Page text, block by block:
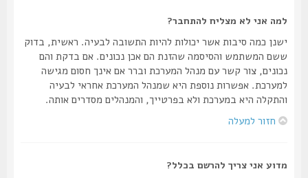
למה אני לא מצליח להתחבר?
ישנן כמה סיבות אשר יכולות להיות התשובה לבעיה. ראשית, בדוק
ששם המשתמש והסיסמה שהזנת הם אכן נכונים. אם בדקת והם
נכונים, צור קשר עם מנהל המערכת וברר אם אינך חסום מגישה
למערכת. אפשרות נוספת היא שמנהל המערכת אחראי לבעיה
והתקלה היא במערכת ולא בפרטייך, והמנהלים מסדרים אותה.
חזור למעלה
מדוע אני צריך להרשם בכלל?